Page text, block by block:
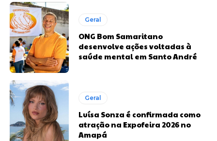
Geral
ONG Bom Samaritano
desenvolve ações voltadas à
saúde mental em Santo André
Geral
Luísa Sonza é confirmada como
atração na Expofeira 2026 no
Amapá